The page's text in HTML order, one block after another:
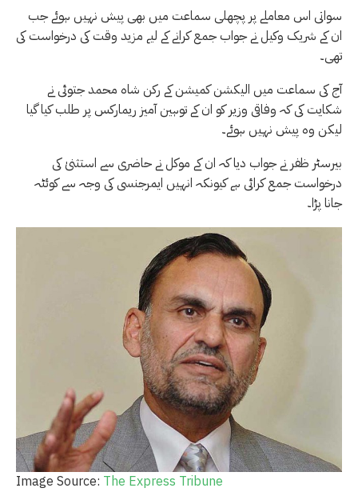
سواتی اس معاملے پر پچھلی سماعت میں بھی پیش نہیں ہوئے جب
ان کے شریک وکیل نے جواب جمع کرانے کے لیے مزید وقت کی درخواست کی
تھی۔
آج کی سماعت میں الیکشن کمیشن کے رکن شاہ محمد جتوئی نے
شکایت کی کہ وفاقی وزیر کو ان کے توہین آمیز ریمارکس پر طلب کیا گیا
لیکن وہ پیش نہیں ہوئے۔
بیرسٹر ظفر نے جواب دیا کہ ان کے موکل نے حاضری سے استثنیٰ کی
درخواست جمع کرائی ہے کیونکہ انہیں ایمرجنسی کی وجہ سے کوئٹہ
جانا پڑا۔
Image Source: The Express Tribune